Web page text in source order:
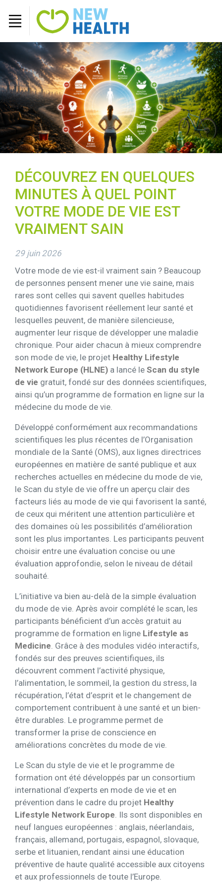
DÉCOUVREZ EN QUELQUES
MINUTES À QUEL POINT
VOTRE MODE DE VIE EST
VRAIMENT SAIN
29 juin 2026
Votre mode de vie est-il vraiment sain ? Beaucoup
de personnes pensent mener une vie saine, mais
rares sont celles qui savent quelles habitudes
quotidiennes favorisent réellement leur santé et
lesquelles peuvent, de manière silencieuse,
augmenter leur risque de développer une maladie
chronique. Pour aider chacun à mieux comprendre
son mode de vie, le projet Healthy Lifestyle
Network Europe (HLNE) a lancé le Scan du style
de vie gratuit, fondé sur des données scientifiques,
ainsi qu’un programme de formation en ligne sur la
médecine du mode de vie.
Développé conformément aux recommandations
scientifiques les plus récentes de l’Organisation
mondiale de la Santé (OMS), aux lignes directrices
européennes en matière de santé publique et aux
recherches actuelles en médecine du mode de vie,
le Scan du style de vie offre un aperçu clair des
facteurs liés au mode de vie qui favorisent la santé,
de ceux qui méritent une attention particulière et
des domaines où les possibilités d’amélioration
sont les plus importantes. Les participants peuvent
choisir entre une évaluation concise ou une
évaluation approfondie, selon le niveau de détail
souhaité.
L’initiative va bien au-delà de la simple évaluation
du mode de vie. Après avoir complété le scan, les
participants bénéficient d’un accès gratuit au
programme de formation en ligne Lifestyle as
Medicine . Grâce à des modules vidéo interactifs,
fondés sur des preuves scientifiques, ils
découvrent comment l’activité physique,
l’alimentation, le sommeil, la gestion du stress, la
récupération, l’état d’esprit et le changement de
comportement contribuent à une santé et un bien-
être durables. Le programme permet de
transformer la prise de conscience en
améliorations concrètes du mode de vie.
Le Scan du style de vie et le programme de
formation ont été développés par un consortium
international d’experts en mode de vie et en
prévention dans le cadre du projet Healthy
Lifestyle Network Europe . Ils sont disponibles en
neuf langues européennes : anglais, néerlandais,
français, allemand, portugais, espagnol, slovaque,
serbe et lituanien, rendant ainsi une éducation
préventive de haute qualité accessible aux citoyens
et aux professionnels de toute l’Europe.